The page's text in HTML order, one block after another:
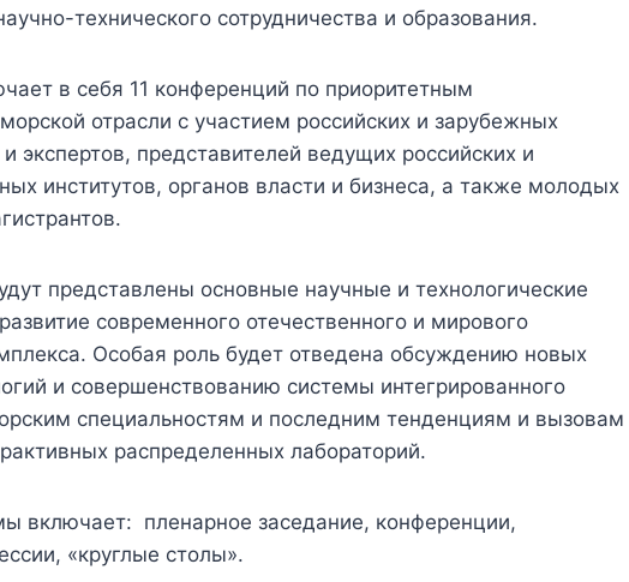
технического сотрудничества и образования.
в себя 11 конференций по приоритетным
отрасли с участием российских и зарубежных
экспертов, представителей ведущих российских и
институтов, органов власти и бизнеса, а также молодых
представлены основные научные и технологические
современного отечественного и мирового
Особая роль будет отведена обсуждению новых
и совершенствованию системы интегрированного
специальностям и последним тенденциям и вызовам
распределенных лабораторий.
включает: пленарное заседание, конференции,
«круглые столы».